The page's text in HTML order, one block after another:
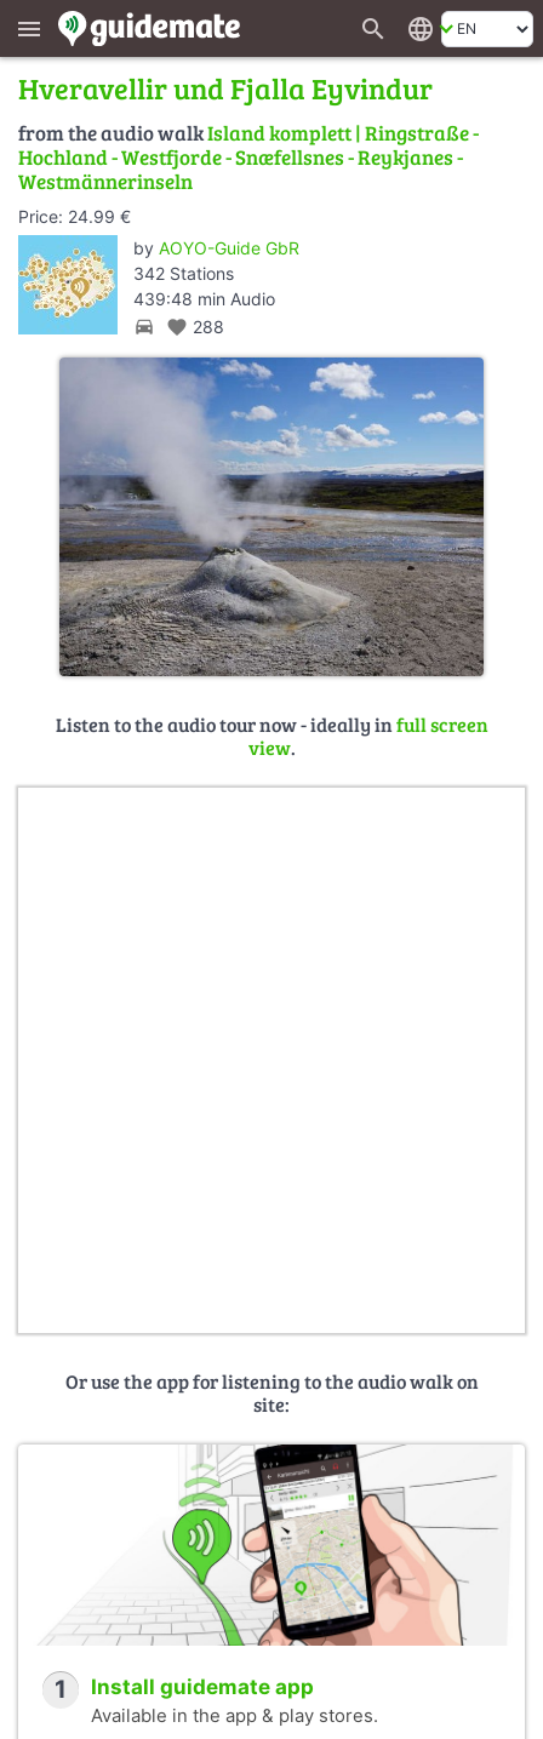
menu search language
Hveravellir und Fjalla Eyvindur
from the audio walkIsland komplett | Ringstraße -
Hochland - Westfjorde - Snæfellsnes - Reykjanes -
Westmännerinseln
Price: 24.99 €
by AOYO-Guide GbR
342 Stations
439:48 min Audio
directions_car favorite 288
Listen to the audio tour now - ideally infull screen
view.
Or use the app for listening to the audio walk on
site:
1 Install guidemate app
Available in the app & play stores.